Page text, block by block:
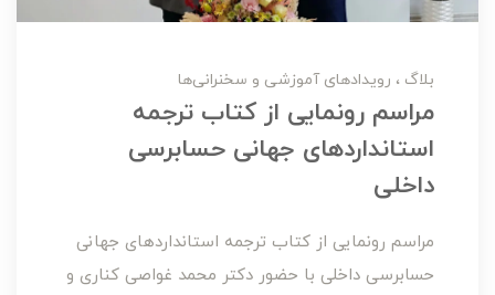
بلاگ رویدادهای آموزشی و سخنرانی‌ها
مراسم رونمایی از کتاب ترجمه
استانداردهای جهانی حسابرسی
داخلی
مراسم رونمایی از کتاب ترجمه استانداردهای جهانی
حسابرسی داخلی با حضور دکتر محمد غواصی کناری و